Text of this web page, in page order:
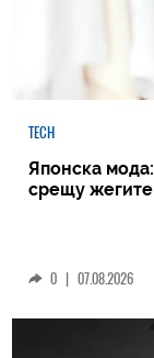
TECH
Японска
срещу жегите
0 | 07.08.2026